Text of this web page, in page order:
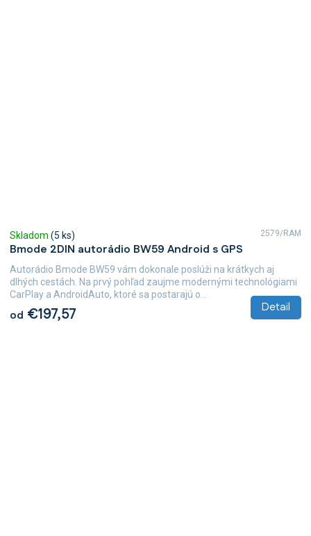
Bmode 2DIN autorádio BW59 Android s GPS
Skladom (5 ks)
od €197,57 Detail
Autorádio Bmode BW59 vám dokonale poslúži na krátkych aj
dlhých cestách. Na prvý pohľad zaujme modernými technológiami
CarPlay a AndroidAuto, ktoré sa postarajú o...
2579/RAM